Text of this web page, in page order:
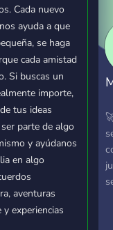
Cada nuevo
ayuda a que
se haga
cada amistad
Si buscas un
importe,
tus ideas
parte de algo
y ayúdanos
en algo
aventuras
experiencias